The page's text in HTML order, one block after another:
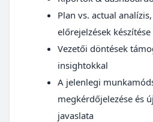
Plan vs. actual
előrejelzések készítése
Vezetői döntések
insightokkal
A jelenlegi
megkérdőjelezése és
javaslata